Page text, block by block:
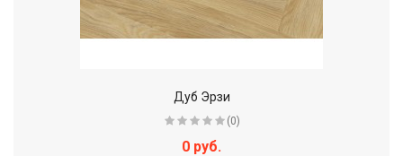
Дуб Эрзи
(0)
0 руб.